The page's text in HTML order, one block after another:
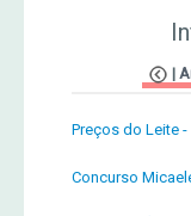
|
Preços do Leite
Concurso